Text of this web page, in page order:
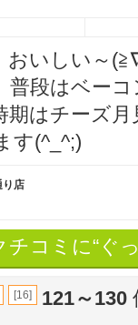
いしい～
段はベーコ
期はチーズ
す(^_^;)
り店
チコミに“ぐ
[16] 121～130